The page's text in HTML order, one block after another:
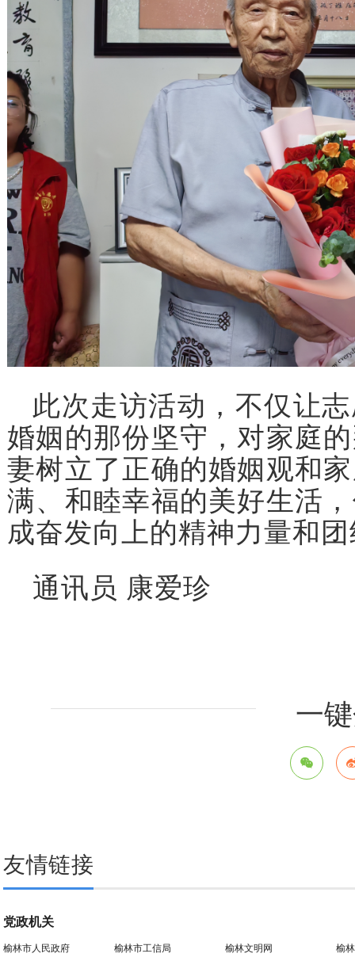
此次走访活动，不仅让
婚姻的那份坚守，对家庭
妻树立了正确的婚姻观和
满、和睦幸福的美好生活
成奋发向上的精神力量和
通讯员 康爱珍
一
友情链接
党政机关
榆林市人民政府 榆林市工信局 榆林文明网 榆